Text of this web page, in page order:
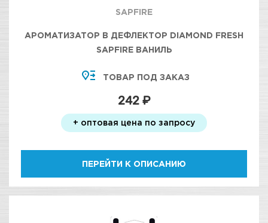
SAPFIRE
АРОМАТИЗАТОР В ДЕФЛЕКТОР DIAMOND FRESH
SAPFIRE ВАНИЛЬ
ТОВАР ПОД ЗАКАЗ
242 ₽
+ оптовая цена по запросу
ПЕРЕЙТИ К ОПИСАНИЮ